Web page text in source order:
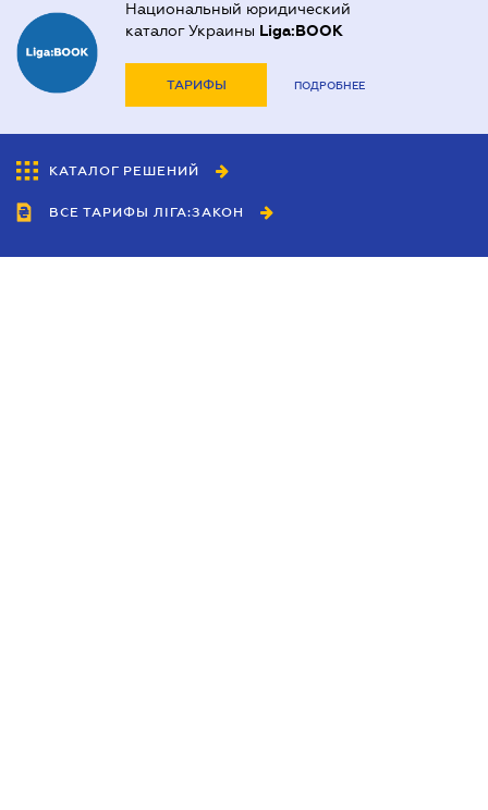
Национальный юридический
каталог Украины Liga:BOOK
ТАРИФЫ ПОДРОБНЕЕ
КАТАЛОГ РЕШЕНИЙ
ВСЕ ТАРИФЫ ЛІГА:ЗАКОН